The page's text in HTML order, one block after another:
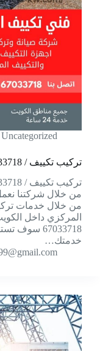
Uncategorized
تركيب تكييف / 67033718 /وحدات تكييف مركزي
من خلال شركتنا
من خلال خدمات
المركزي داخل
67033718
خدمتك…